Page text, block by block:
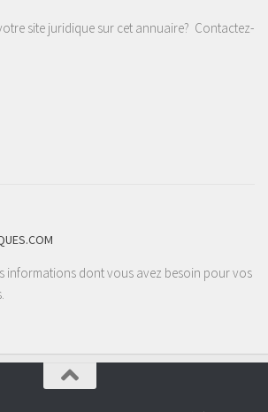
site juridique sur cet annuaire? Contactez-
informations dont vous avez besoin pour vos